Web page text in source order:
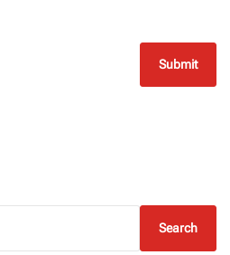
Search